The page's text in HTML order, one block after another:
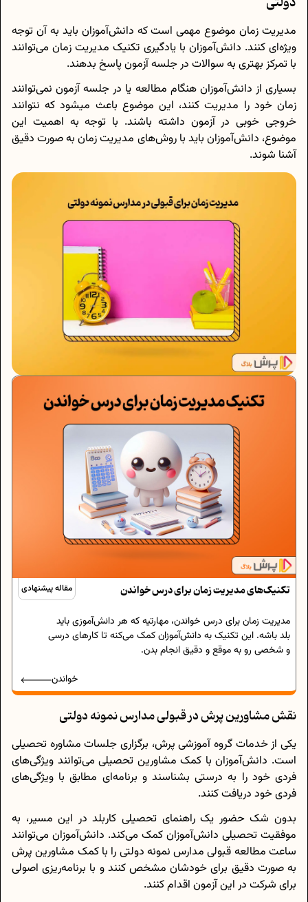
مدیریت زمان موضوع مهمی است که دانش‌آموزان باید به آن توجه
ویژه‌ای کنند. دانش‌آموزان با یادگیری تکنیک مدیریت زمان می‌توانند
با تمرکز بهتری به سوالات در جلسه آزمون پاسخ بدهند.
بسیاری از دانش‌آموزان هنگام مطالعه یا در جلسه آزمون نمی‌توانند
زمان خود را مدیریت کنند، این موضوع باعث میشود که نتوانند
خروجی خوبی در آزمون داشته باشند. با توجه به اهمیت این
موضوع، دانش‌آموزان باید با روش‌های مدیریت زمان به صورت دقیق
آشنا شوند.
مقاله پیشنهادی تکنیک‌های مدیریت زمان برای درس خواندن
مدیریت زمان برای درس خواندن، مهارتیه که هر دانش‌آموزی باید
بلد باشه. این تکنیک به دانش‌آموزان کمک می‌کنه تا کارهای درسی
و شخصی رو به موقع و دقیق انجام بدن.
خواندن
نقش مشاورین پرش در قبولی مدارس نمونه دولتی
یکی از خدمات گروه آموزشی پرش، برگزاری جلسات مشاوره تحصیلی
است. دانش‌آموزان با کمک مشاورین تحصیلی می‌توانند ویژگی‌های
فردی خود را به درستی بشناسند و برنامه‌ای مطابق با ویژگی‌های
فردی خود دریافت کنند.
بدون شک حضور یک راهنمای تحصیلی کاربلد در این مسیر، به
موفقیت تحصیلی دانش‌آموزان کمک می‌کند. دانش‌آموزان می‌توانند
ساعت مطالعه قبولی مدارس نمونه دولتی را با کمک مشاورین پرش
به صورت دقیق برای خودشان مشخص کنند و با برنامه‌ریزی اصولی
برای شرکت در این آزمون اقدام کنند.